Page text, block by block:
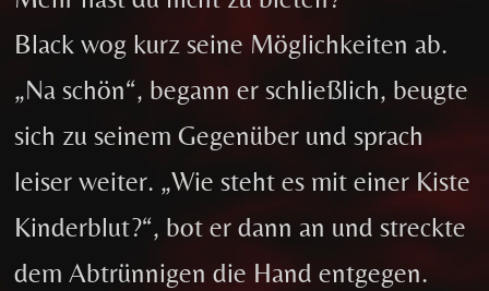
Black wog kurz seine Möglichkeiten ab.
„Na schön“, begann er schließlich, beugte
sich zu seinem Gegenüber und sprach
leiser weiter. „Wie steht es mit einer Kiste
Kinderblut?“, bot er dann an und streckte
dem Abtrünnigen die Hand entgegen.